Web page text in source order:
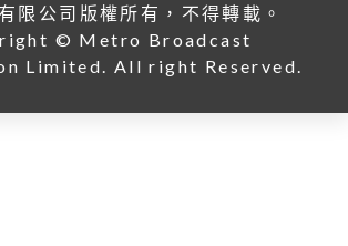
限公司版權所有，不得轉載。
© Metro Broadcast
Limited. All right Reserved.